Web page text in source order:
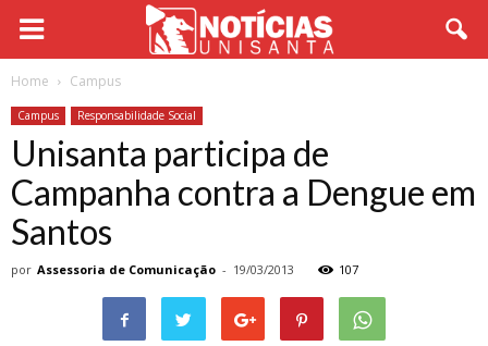
Home Campus
Campus Responsabilidade Social
Unisanta participa de
Campanha contra a Dengue em
Santos
por Assessoria de Comunicação - 19/03/2013 107